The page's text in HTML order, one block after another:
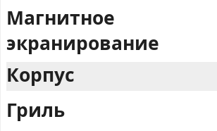
Магнитное
экранирование
Корпус
Гриль